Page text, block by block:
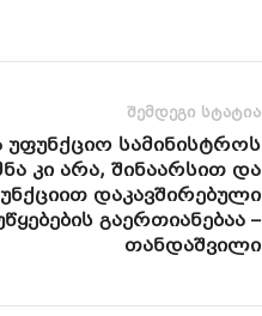
შემდეგი სტატია
უფუნქციო სამინისტროს
კი არა, შინაარსით და
დაკავშირებული
გაერთიანებაა –
თანდაშვილი